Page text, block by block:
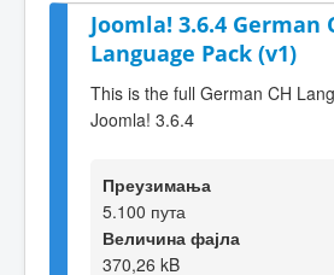
Joomla! 3.6.4 German
Language Pack (v1)
This is the full German CH
Joomla! 3.6.4
Преузимања
5.100 пута
Величина фајла
370,26 kB